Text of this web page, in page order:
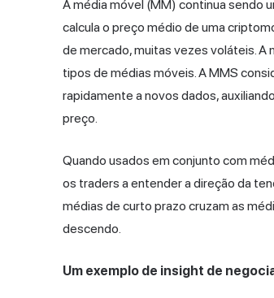
A média móvel (MM) continua sendo
calcula o preço médio de uma
de mercado, muitas vezes voláteis. A
tipos de médias móveis. A MMS
rapidamente a novos dados,
preço.
Quando usados em conjunto com
os traders a entender a direção da
médias de curto prazo cruzam as
descendo.
Um exemplo de insight de